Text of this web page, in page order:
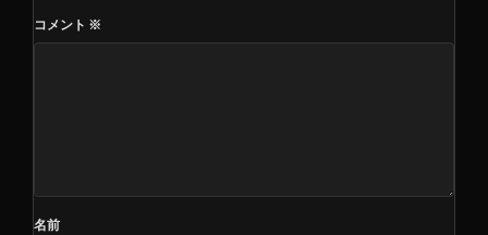
コメント ※
名前